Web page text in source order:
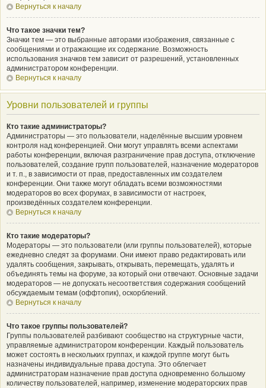
Вернуться к началу
Что такое значки тем?
Значки тем — это выбранные авторами изображения, связанные с
сообщениями и отражающие их содержание. Возможность
использования значков тем зависит от разрешений, установленных
администратором конференции.
Вернуться к началу
Уровни пользователей и группы
Кто такие администраторы?
Администраторы — это пользователи, наделённые высшим уровнем
контроля над конференцией. Они могут управлять всеми аспектами
работы конференции, включая разграничение прав доступа, отключение
пользователей, создание групп пользователей, назначение модераторов
и т. п., в зависимости от прав, предоставленных им создателем
конференции. Они также могут обладать всеми возможностями
модераторов во всех форумах, в зависимости от настроек,
произведённых создателем конференции.
Вернуться к началу
Кто такие модераторы?
Модераторы — это пользователи (или группы пользователей), которые
ежедневно следят за форумами. Они имеют право редактировать или
удалять сообщения, закрывать, открывать, перемещать, удалять и
объединять темы на форуме, за который они отвечают. Основные задачи
модераторов — не допускать несоответствия содержания сообщений
обсуждаемым темам (оффтопик), оскорблений.
Вернуться к началу
Что такое группы пользователей?
Группы пользователей разбивают сообщество на структурные части,
управляемые администратором конференции. Каждый пользователь
может состоять в нескольких группах, и каждой группе могут быть
назначены индивидуальные права доступа. Это облегчает
администраторам назначение прав доступа одновременно большому
количеству пользователей, например, изменение модераторских прав